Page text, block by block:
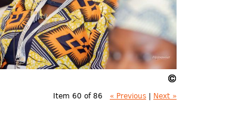
Item 60 of 86 « Previous | Next »